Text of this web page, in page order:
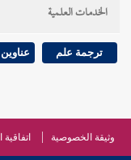
الخدمات العلمية
ترجمة علم
وثيقة الخصوصية اتفاقية